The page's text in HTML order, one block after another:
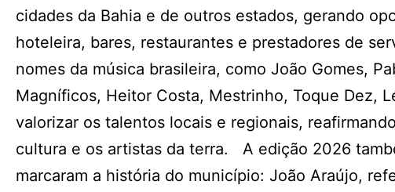
cidades da Bahia e de outros estados, gerando
hoteleira, bares, restaurantes e prestadores de
nomes da música brasileira, como João Gomes,
Magníficos, Heitor Costa, Mestrinho, Toque Dez,
valorizar os talentos locais e regionais,
cultura e os artistas da terra. A edição 2026
marcaram a história do município: João Araújo,